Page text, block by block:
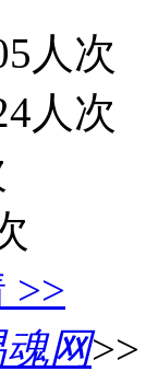
人次
人次
>>
网